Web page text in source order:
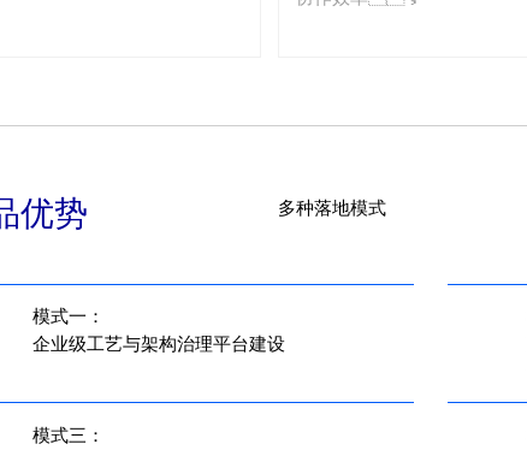
优势 多种落地模式
模式一：
企业级工艺与架构治理平台建设
模式三：